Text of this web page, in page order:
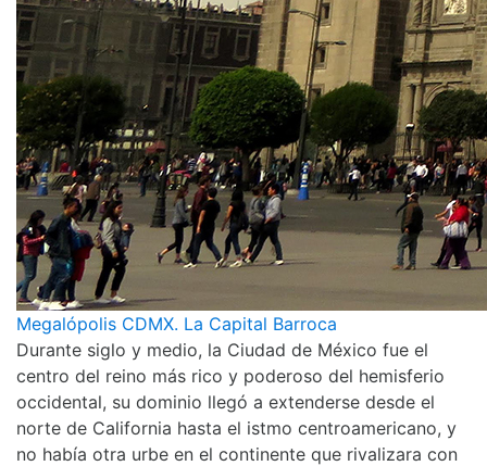
Megalópolis CDMX. La Capital Barroca
Durante siglo y medio, la Ciudad de México fue el
centro del reino más rico y poderoso del hemisferio
occidental, su dominio llegó a extenderse desde el
norte de California hasta el istmo centroamericano, y
no había otra urbe en el continente que rivalizara con